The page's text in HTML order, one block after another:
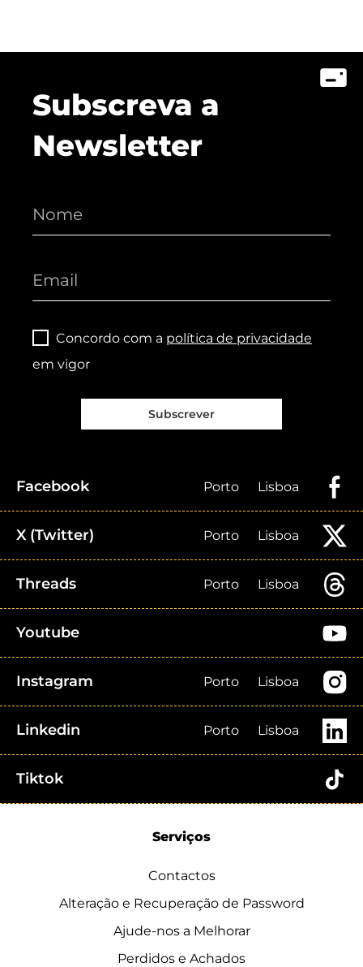
Subscreva a
Newsletter
Concordo com a política de privacidade
em vigor
Subscrever
Facebook Porto Lisboa
X (Twitter) Porto Lisboa
Threads Porto Lisboa
Youtube
Instagram Porto Lisboa
Linkedin Porto Lisboa
Tiktok
Serviços
Contactos
Alteração e Recuperação de Password
Ajude-nos a Melhorar
Perdidos e Achados